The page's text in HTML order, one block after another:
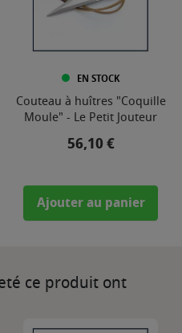
EN STOCK
Couteau à huîtres "Coquille
Moule" - Le Petit Jouteur
Prix
56,10 €
Ajouter au panier
ce produit ont